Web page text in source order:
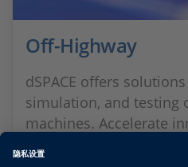
Off-Highway
dSPACE offers
simulation, and testing
machines. Accelerate